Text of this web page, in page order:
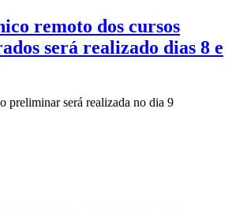
remoto dos cursos
será realizado dias 8 e
preliminar será realizada no dia 9